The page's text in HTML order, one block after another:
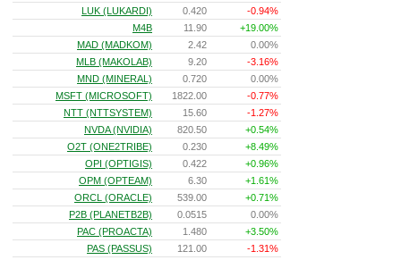
LUK (LUKARDI)
0.420
-0.94%
M4B
11.90
+19.00%
MAD (MADKOM)
2.42
0.00%
MLB (MAKOLAB)
9.20
-3.16%
MND (MINERAL)
0.720
0.00%
MSFT (MICROSOFT)
1822.00
-0.77%
NTT (NTTSYSTEM)
15.60
-1.27%
NVDA (NVIDIA)
820.50
+0.54%
O2T (ONE2TRIBE)
0.230
+8.49%
OPI (OPTIGIS)
0.422
+0.96%
OPM (OPTEAM)
6.30
+1.61%
ORCL (ORACLE)
539.00
+0.71%
P2B (PLANETB2B)
0.0515
0.00%
PAC (PROACTA)
1.480
+3.50%
PAS (PASSUS)
121.00
-1.31%